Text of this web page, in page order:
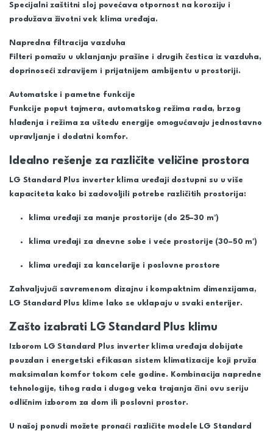
Specijalni zaštitni sloj povećava otpornost na koroziju i
produžava životni vek klima uređaja.
Napredna filtracija vazduha
Filteri pomažu u uklanjanju prašine i drugih čestica iz vazduha,
doprinoseći zdravijem i prijatnijem ambijentu u prostoriji.
Automatske i pametne funkcije
Funkcije poput tajmera, automatskog režima rada, brzog
hlađenja i režima za uštedu energije omogućavaju jednostavno
upravljanje i dodatni komfor.
Idealno rešenje za različite veličine prostora
LG Standard Plus inverter klima uređaji dostupni su u više
kapaciteta kako bi zadovoljili potrebe različitih prostorija:
klima uređaji za manje prostorije (do 25–30 m²)
klima uređaji za dnevne sobe i veće prostorije (30–50 m²)
klima uređaji za kancelarije i poslovne prostore
Zahvaljujući savremenom dizajnu i kompaktnim dimenzijama,
LG Standard Plus klime lako se uklapaju u svaki enterijer.
Zašto izabrati LG Standard Plus klimu
Izborom LG Standard Plus inverter klima uređaja dobijate
pouzdan i energetski efikasan sistem klimatizacije koji pruža
maksimalan komfor tokom cele godine. Kombinacija napredne
tehnologije, tihog rada i dugog veka trajanja čini ovu seriju
odličnim izborom za dom ili poslovni prostor.
U našoj ponudi možete pronaći različite modele LG Standard